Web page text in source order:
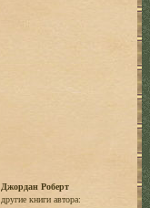
Джордан Роберт
другие книги автора: